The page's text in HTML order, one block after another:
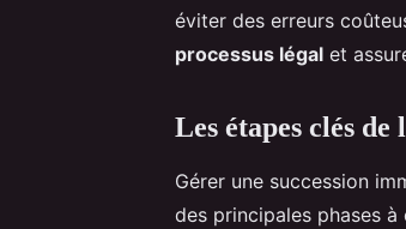
éviter des erreurs
processus légal et
Les étapes clés
Gérer une succession
des principales phases à